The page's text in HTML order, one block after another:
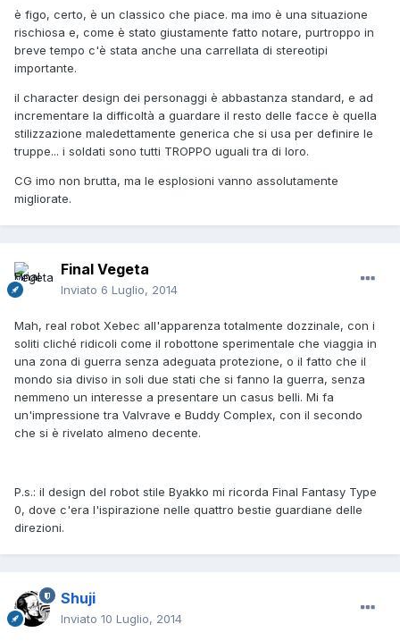
è figo, certo, è un classico che piace. ma imo è una situazione
rischiosa e, come è stato giustamente fatto notare, purtroppo in
breve tempo c'è stata anche una carrellata di stereotipi
importante.
il character design dei personaggi è abbastanza standard, e ad
incrementare la difficoltà a guardare il resto delle facce è quella
stilizzazione maledettamente generica che si usa per definire le
truppe... i soldati sono tutti TROPPO uguali tra di loro.
CG imo non brutta, ma le esplosioni vanno assolutamente
migliorate.
Final Vegeta
Inviato 6 Luglio, 2014
Mah, real robot Xebec all'apparenza totalmente dozzinale, con i
soliti cliché ridicoli come il robottone sperimentale che viaggia in
una zona di guerra senza adeguata protezione, o il fatto che il
mondo sia diviso in soli due stati che si fanno la guerra, senza
nemmeno un interesse a presentare un casus belli. Mi fa
un'impressione tra Valvrave e Buddy Complex, con il secondo
che si è rivelato almeno decente.
P.s.: il design del robot stile Byakko mi ricorda Final Fantasy Type
0, dove c'era l'ispirazione nelle quattro bestie guardiane delle
direzioni.
Shuji
Inviato 10 Luglio, 2014